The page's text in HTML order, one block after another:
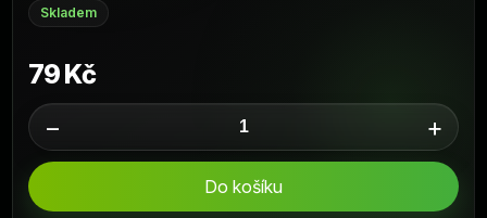
Skladem
79 Kč
+
−
Do košíku